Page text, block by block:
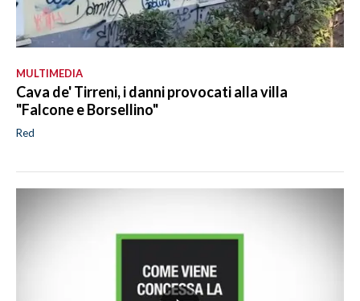
MULTIMEDIA
Cava de' Tirreni, i danni provocati alla villa
"Falcone e Borsellino"
Red